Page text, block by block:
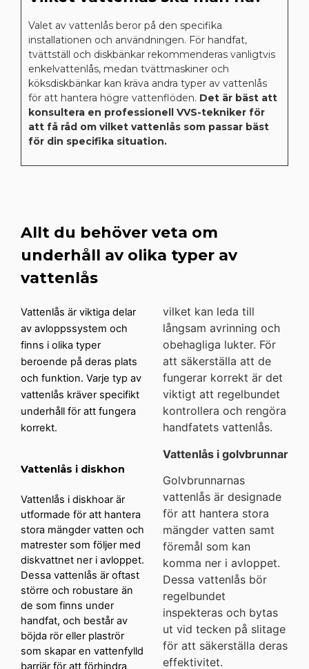
Valet av vattenlås beror på den specifika
installationen och användningen. För handfat,
tvättställ och diskbänkar rekommenderas vanligtvis
enkelvattenlås, medan tvättmaskiner och
köksdiskbänkar kan kräva andra typer av vattenlås
för att hantera högre vattenflöden. Det är bäst att
konsultera en professionell VVS-tekniker för
att få råd om vilket vattenlås som passar bäst
för din specifika situation.
Allt du behöver veta om
underhåll av olika typer av
vattenlås
Vattenlås är viktiga delar
av avloppssystem och
finns i olika typer
beroende på deras plats
och funktion. Varje typ av
vattenlås kräver specifikt
underhåll för att fungera
korrekt.
Vattenlås i diskhon
Vattenlås i diskhoar är
utformade för att hantera
stora mängder vatten och
matrester som följer med
diskvattnet ner i avloppet.
Dessa vattenlås är oftast
större och robustare än
de som finns under
handfat, och består av
böjda rör eller plaströr
som skapar en vattenfylld
barriär för att förhindra
vilket kan leda till
långsam avrinning och
obehagliga lukter. För
att säkerställa att de
fungerar korrekt är det
viktigt att regelbundet
kontrollera och rengöra
handfatets vattenlås.
Vattenlås i golvbrunnar
Golvbrunnarnas
vattenlås är designade
för att hantera stora
mängder vatten samt
föremål som kan
komma ner i avloppet.
Dessa vattenlås bör
regelbundet
inspekteras och bytas
ut vid tecken på slitage
för att säkerställa deras
effektivitet.